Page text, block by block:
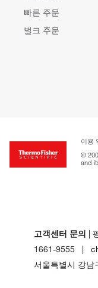
빠른 주문
벌크 주문
이용
©
and
고객센터 문의 |
1661-9555 |
서울특별시 강남